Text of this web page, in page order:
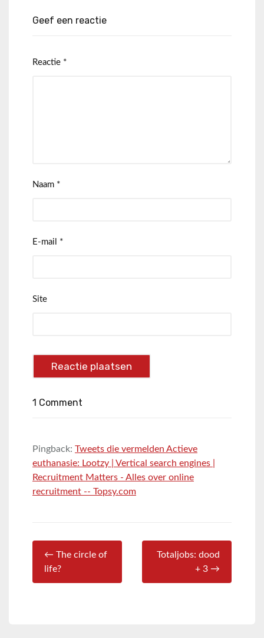
Geef een reactie
Reactie *
Naam *
E-mail *
Site
1 Comment
Pingback: Tweets die vermelden Actieve
euthanasie: Lootzy | Vertical search engines |
Recruitment Matters - Alles over online
recruitment -- Topsy.com
← The circle of
life?
Totaljobs: dood
+ 3 →